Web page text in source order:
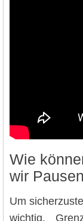
Wie
wir
Um
wichtig,